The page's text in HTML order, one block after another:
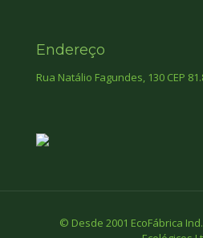
Endereço
Rua Natálio Fagundes, 130 CEP
© Desde 2001 EcoFábrica